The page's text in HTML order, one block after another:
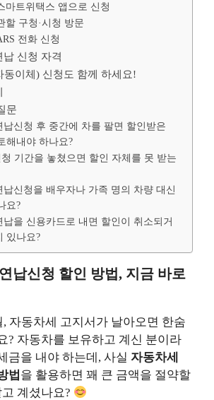
마트위택스 앱으로 신청
할 구청·시청 방문
전화 신청
납 신청 자격
동이체) 신청도 함께 하세요!
문
납신청 후 중간에 차를 팔면 할인받은
해내야 하나요?
기간을 놓쳤으면 할인 자체를 못 받는
납신청을 배우자나 가족 명의 차량 대신
요?
납을 신용카드로 내면 할인이 취소되거
있나요?
납신청 할인 방법, 지금 바로
, 자동차세 고지서가 날아오면 한숨
? 자동차를 보유하고 계신 분이라
금을 내야 하는데, 사실 자동차세
법 을 활용하면 꽤 큰 금액을 절약할
계셨나요?